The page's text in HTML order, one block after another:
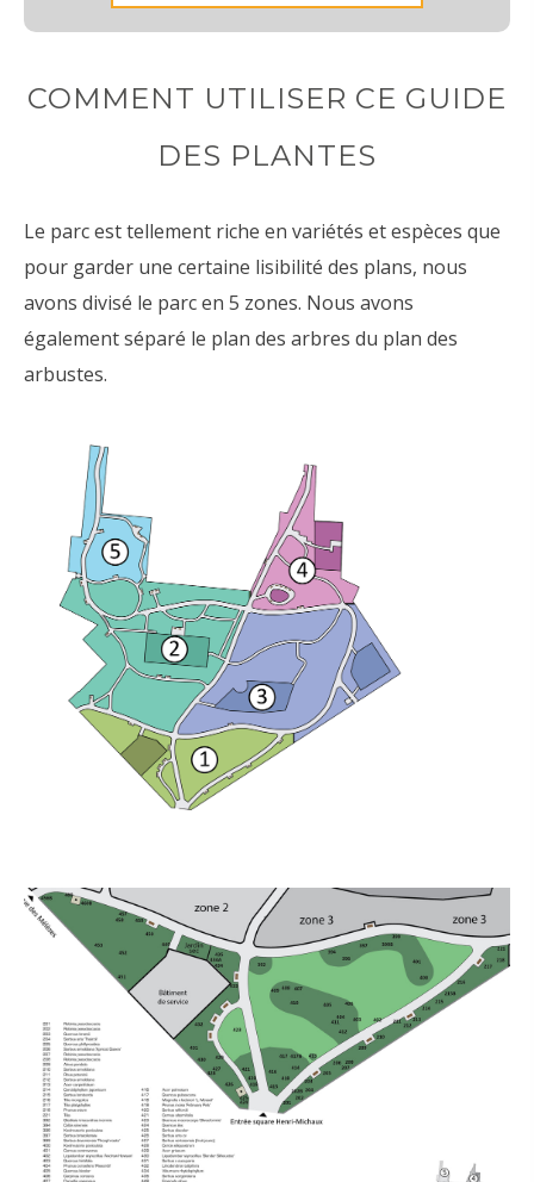
COMMENT UTILISER CE GUIDE
DES PLANTES
Le parc est tellement riche en variétés et espèces que
pour garder une certaine lisibilité des plans, nous
avons divisé le parc en 5 zones. Nous avons
également séparé le plan des arbres du plan des
arbustes.